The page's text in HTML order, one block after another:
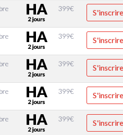
399€ S'inscrire
399€ S'inscrire
399€ S'inscrire
399€ S'inscrire
399€ S'inscrire